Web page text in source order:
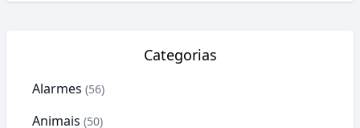
Categorias
Alarmes (56)
Animais (50)